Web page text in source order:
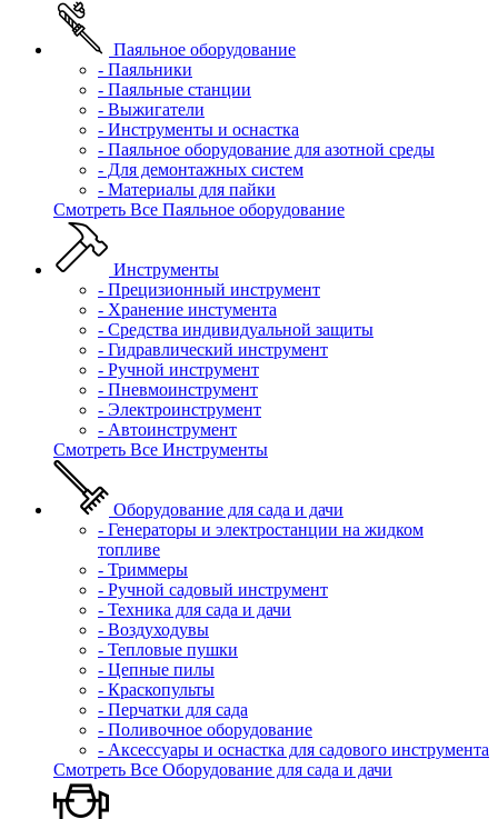
Паяльное оборудование
- Паяльники
- Паяльные станции
- Выжигатели
- Инструменты и оснастка
- Паяльное оборудование для азотной среды
- Для демонтажных систем
- Материалы для пайки
Смотреть Все Паяльное оборудование
Инструменты
- Прецизионный инструмент
- Хранение инстумента
- Средства индивидуальной защиты
- Гидравлический инструмент
- Ручной инструмент
- Пневмоинструмент
- Электроинструмент
- Автоинструмент
Смотреть Все Инструменты
Оборудование для сада и дачи
- Генераторы и электростанции на жидком
топливе
- Триммеры
- Ручной садовый инструмент
- Техника для сада и дачи
- Воздуходувы
- Тепловые пушки
- Цепные пилы
- Краскопульты
- Перчатки для сада
- Поливочное оборудование
- Аксессуары и оснастка для садового инструмента
Смотреть Все Оборудование для сада и дачи